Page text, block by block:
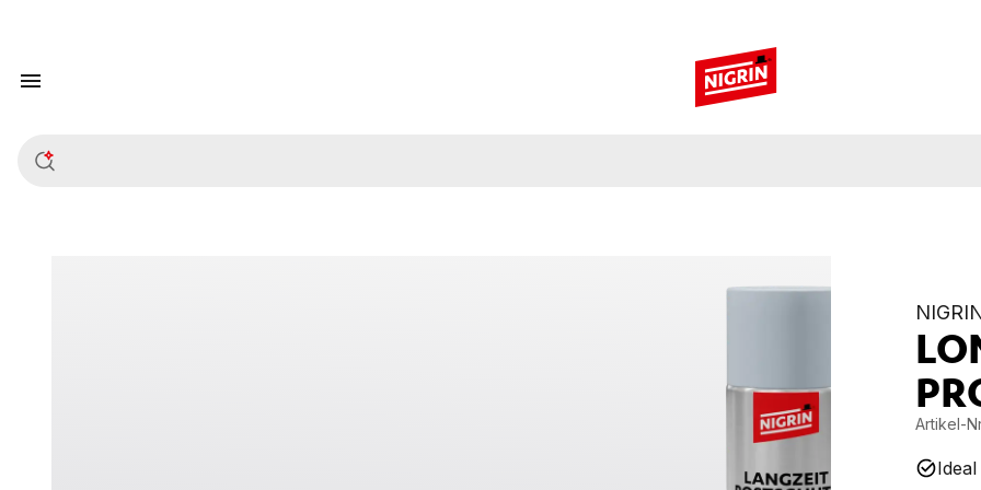
Artikel-